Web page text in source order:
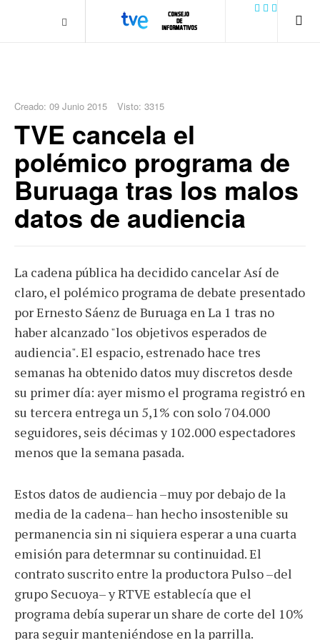
url('../../images/contact.png') 0 0 no-repeat; color: #eaeaea; padding:
Creado: 09 Junio 2015 Visto: 3315
TVE cancela el
polémico programa de
Buruaga tras los malos
datos de audiencia
La cadena pública ha decidido cancelar Así de
claro, el polémico programa de debate presentado
por Ernesto Sáenz de Buruaga en La 1 tras no
haber alcanzado "los objetivos esperados de
audiencia". El espacio, estrenado hace tres
semanas ha obtenido datos muy discretos desde
su primer día: ayer mismo el programa registró en
su tercera entrega un 5,1% con solo 704.000
seguidores, seis décimas y 102.000 espectadores
menos que la semana pasada.
Estos datos de audiencia –muy por debajo de la
media de la cadena– han hecho insostenible su
permanencia sin ni siquiera esperar a una cuarta
emisión para determnar su continuidad. El
contrato suscrito entre la productora Pulso –del
grupo Secuoya– y RTVE establecía que el
programa debía superar un share de corte del 10%
para seguir manteniéndose en la parrilla.